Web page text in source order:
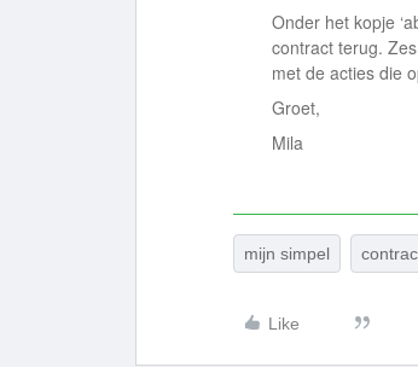
Onder het kopje
contract terug.
met de acties die
Groet,
Mila
mijn simpel
Like